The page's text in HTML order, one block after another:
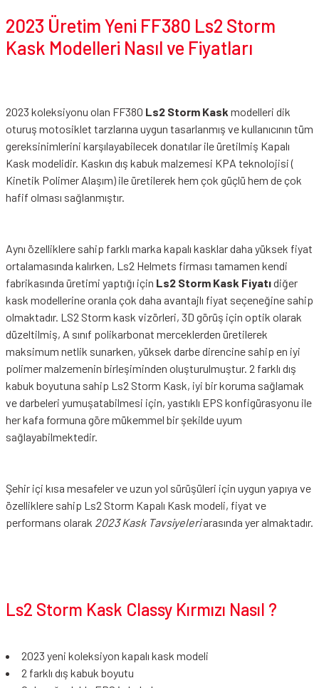
2023 Üretim Yeni FF380 Ls2 Storm
Kask Modelleri Nasıl ve Fiyatları
2023 koleksiyonu olan FF380 Ls2 Storm Kask modelleri dik
oturuş motosiklet tarzlarına uygun tasarlanmış ve kullanıcının tüm
gereksinimlerini karşılayabilecek donatılar ile üretilmiş Kapalı
Kask modelidir. Kaskın dış kabuk malzemesi KPA teknolojisi (
Kinetik Polimer Alaşım) ile üretilerek hem çok güçlü hem de çok
hafif olması sağlanmıştır.
Aynı özelliklere sahip farklı marka kapalı kasklar daha yüksek fiyat
ortalamasında kalırken, Ls2 Helmets firması tamamen kendi
fabrikasında üretimi yaptığı için Ls2 Storm Kask Fiyatıdiğer
kask modellerine oranla çok daha avantajlı fiyat seçeneğine sahip
olmaktadır. LS2 Storm kask vizörleri, 3D görüş için optik olarak
düzeltilmiş, A sınıf polikarbonat merceklerden üretilerek
maksimum netlik sunarken, yüksek darbe direncine sahip en iyi
polimer malzemenin birleşiminden oluşturulmuştur. 2 farklı dış
kabuk boyutuna sahip Ls2 Storm Kask, iyi bir koruma sağlamak
ve darbeleri yumuşatabilmesi için, yastıklı EPS konfigürasyonu ile
her kafa formuna göre mükemmel bir şekilde uyum
sağlayabilmektedir.
Şehir içi kısa mesafeler ve uzun yol sürüşüleri için uygun yapıya ve
özelliklere sahip Ls2 Storm Kapalı Kask modeli, fiyat ve
performans olarak 2023 Kask Tavsiyeleriarasında yer almaktadır.
Ls2 Storm Kask Classy Kırmızı Nasıl ?
2023 yeni koleksiyon kapalı kask modeli
2 farklı dış kabuk boyutu